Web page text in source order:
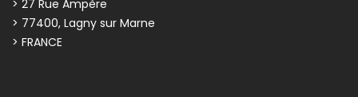
> 27 Rue Ampère
> 77400, Lagny sur Marne
> FRANCE